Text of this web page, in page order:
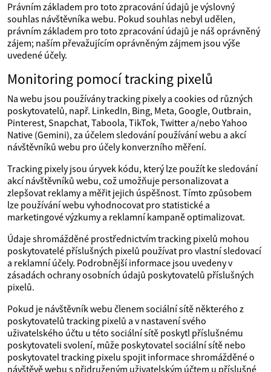
Právním základem pro toto zpracování údajů je výslovný
souhlas návštěvníka webu. Pokud souhlas nebyl udělen,
právním základem pro toto zpracování údajů je náš oprávněný
zájem; naším převažujícím oprávněným zájmem jsou výše
uvedené účely.
Monitoring pomocí tracking pixelů
Na webu jsou používány tracking pixely a cookies od různých
poskytovatelů, např. LinkedIn, Bing, Meta, Google, Outbrain,
Pinterest, Snapchat, Taboola, TikTok, Twitter a/nebo Yahoo
Native (Gemini), za účelem sledování používání webu a akcí
návštěvníků webu pro účely konverzního měření.
Tracking pixely jsou úryvek kódu, který lze použít ke sledování
akcí návštěvníků webu, což umožňuje personalizovat a
zlepšovat reklamy a měřit jejich úspěšnost. Tímto způsobem
lze používání webu vyhodnocovat pro statistické a
marketingové výzkumy a reklamní kampaně optimalizovat.
Údaje shromážděné prostřednictvím tracking pixelů mohou
poskytovatelé příslušných pixelů používat pro vlastní sledovací
a reklamní účely. Podrobnější informace jsou uvedeny v
zásadách ochrany osobních údajů poskytovatelů příslušných
pixelů.
Pokud je návštěvník webu členem sociální sítě některého z
poskytovatelů tracking pixelů a v nastavení svého
uživatelského účtu u této sociální sítě poskytl příslušnému
poskytovateli svolení, může poskytovatel sociální sítě nebo
poskytovatel tracking pixelu spojit informace shromážděné o
návštěvě webu s přidruženým uživatelským účtem u příslušné